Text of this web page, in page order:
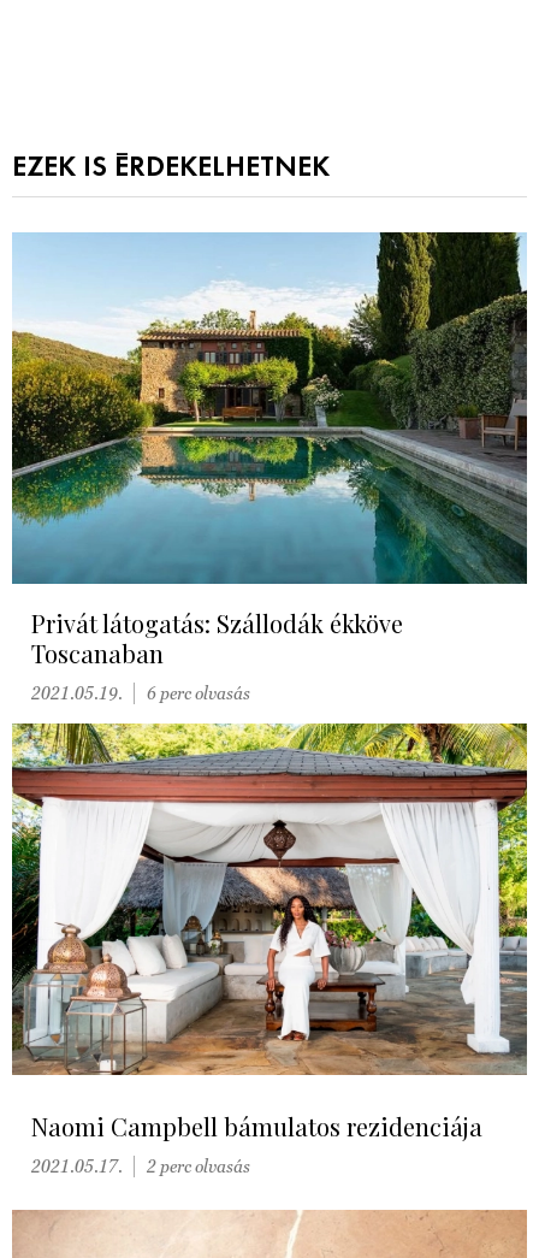
EZEK IS ÉRDEKELHETNEK
Privát látogatás: Szállodák ékköve
Toscanaban
2021.05.19. 6 perc olvasás
Naomi Campbell bámulatos rezidenciája
2021.05.17. 2 perc olvasás